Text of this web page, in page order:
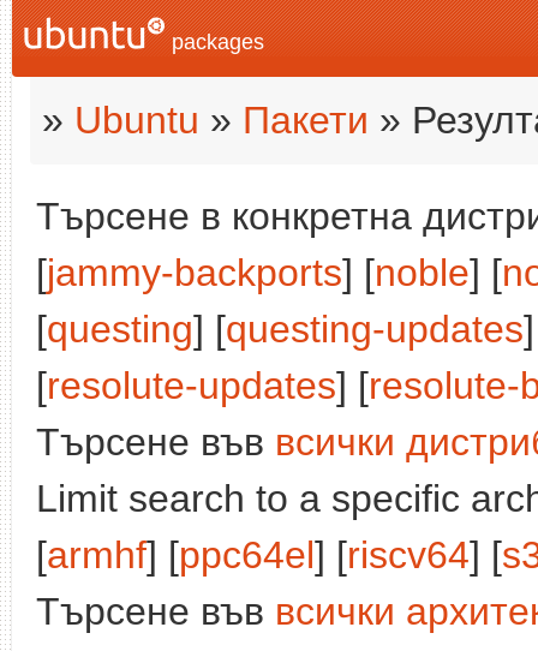
packages
» Ubuntu » Пакети »
Търсене в конкретна
[jammy-backports] [noble] [
[questing] [questing-updates
[resolute-updates] [resolute-
Търсене във всички
Limit search to a specific
[armhf] [ppc64el] [riscv64] [
Търсене във всички